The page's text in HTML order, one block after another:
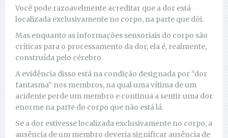
Você pode razoavelmente acreditar que a dor está
localizada exclusivamente no corpo, na parte que dói.
Mas enquanto as informações sensoriais do corpo são
críticas para o processamento da dor, ela é, realmente,
construída pelo cérebro.
A evidência disso está na condição designada por “dor
fantasma” nos membros, na qual uma vítima de um
acidente perde um membro e continua a sentir uma dor
enorme na parte do corpo que não está lá.
Se a dor estivesse localizada exclusivamente no corpo, a
ausência de um membro deveria significar ausência de